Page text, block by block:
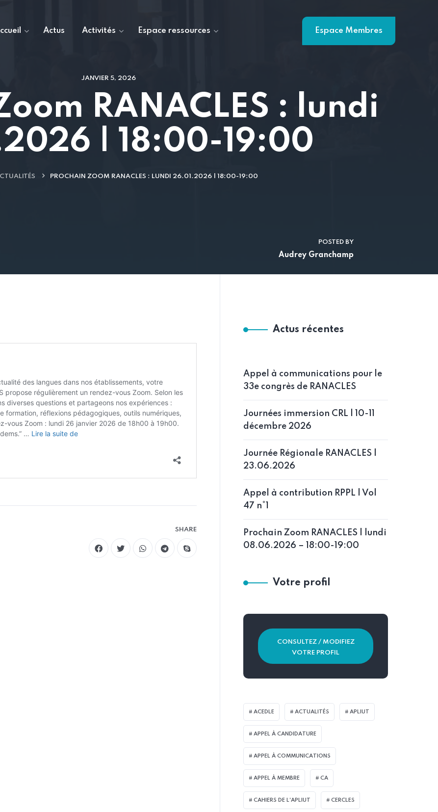
Actus Activités Espace ressources Espace Membres
JANVIER 5, 2026
RANACLES : lundi
| 18:00-19:00
PROCHAIN ZOOM RANACLES : LUNDI 26.01.2026 | 18:00-19:00
POSTED BY
Audrey Granchamp
SHARE
Actus récentes
Appel à communications pour le
33e congrès de RANACLES
Journées immersion CRL | 10-11
décembre 2026
Journée Régionale RANACLES |
23.06.2026
Appel à contribution RPPL | Vol
47 n°1
Prochain Zoom RANACLES | lundi
08.06.2026 – 18:00-19:00
Votre profil
CONSULTEZ / MODIFIEZ
VOTRE PROFIL
ACEDLE ACTUALITÉS APLIUT
APPEL À CANDIDATURE
APPEL À COMMUNICATIONS
APPEL À MEMBRE CA
CAHIERS DE L'APLIUT CERCLES